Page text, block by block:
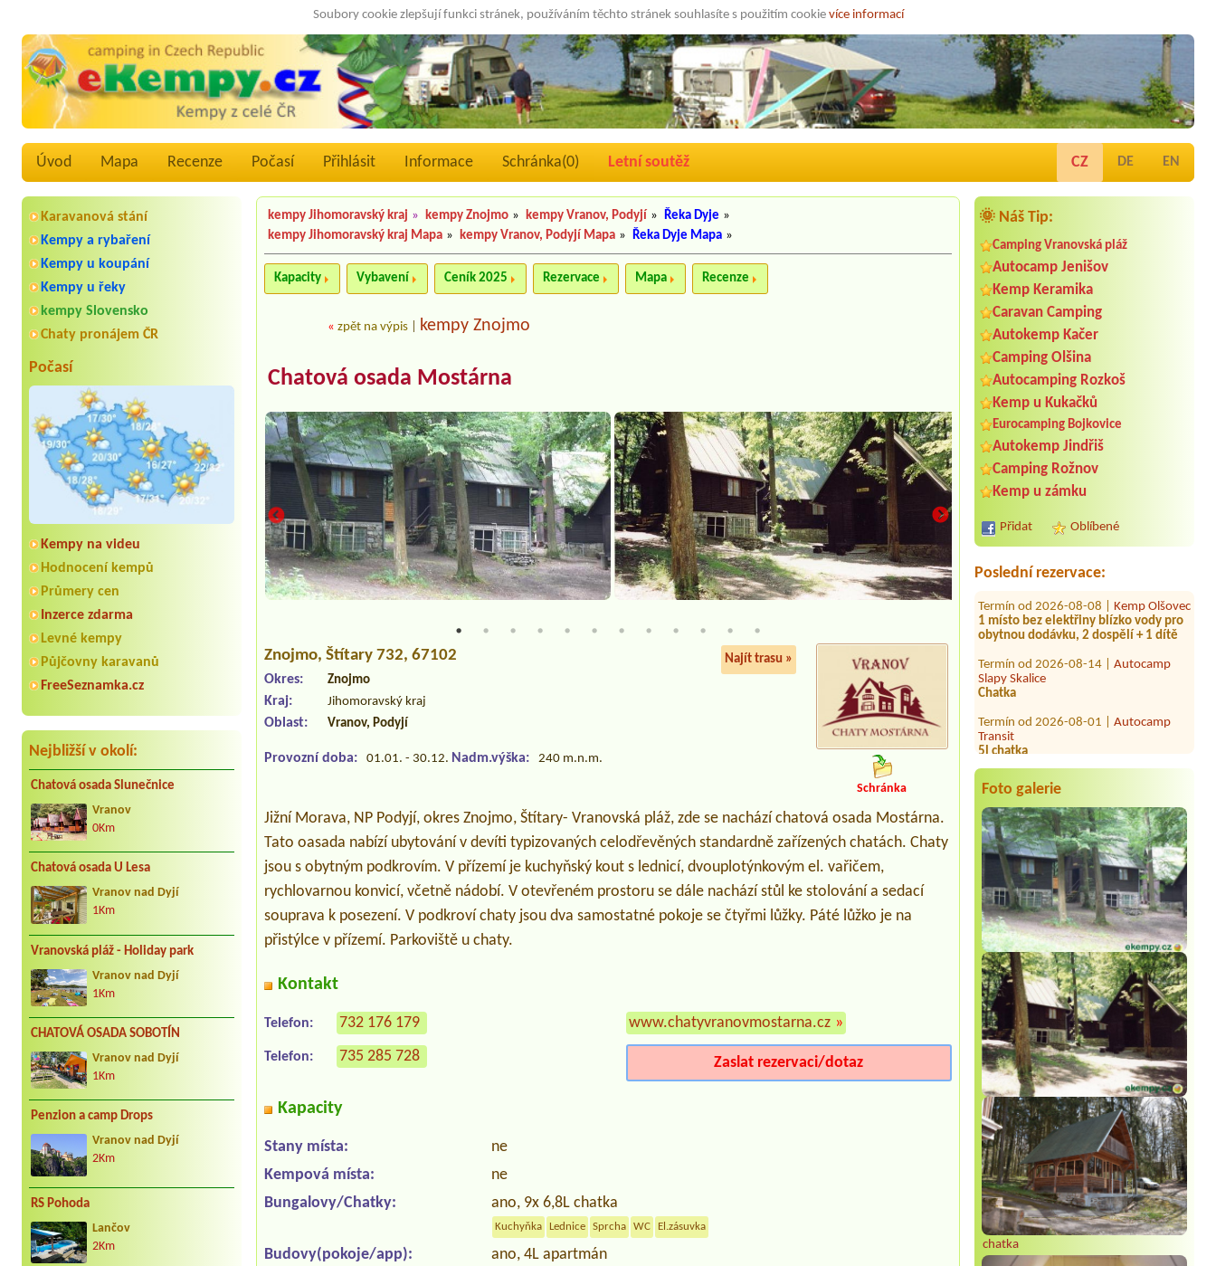
Soubory cookie zlepšují funkci stránek, používáním těchto stránek souhlasíte s použitím cookie více informací
Úvod Mapa Recenze Počasí Přihlásit Informace Schránka(0) Letní soutěž CZ DE EN
Karavanová stání
Kempy a rybaření
Kempy u koupání
Kempy u řeky
kempy Slovensko
Chaty pronájem ČR
Počasí
Kempy na videu
Hodnocení kempů
Průmery cen
Inzerce zdarma
Levné kempy
Půjčovny karavanů
FreeSeznamka.cz
Nejbližší v okolí:
Chatová osada Slunečnice
Vranov
0Km
Chatová osada U Lesa
Vranov nad Dyjí
1Km
Vranovská pláž - Holiday park
Vranov nad Dyjí
1Km
CHATOVÁ OSADA SOBOTÍN
Vranov nad Dyjí
1Km
Penzion a camp Drops
Vranov nad Dyjí
2Km
RS Pohoda
Lančov
2Km
🌞 Náš Tip:
Camping Vranovská pláž
Autocamp Jenišov
Kemp Keramika
Caravan Camping
Autokemp Kačer
Camping Olšina
Autocamping Rozkoš
Kemp u Kukačků
Eurocamping Bojkovice
Autokemp Jindřiš
Camping Rožnov
Kemp u zámku
Přidat Oblíbené
Poslední rezervace:
Termín od 2026-08-07 |
1 Stellplatz Wohnmobil und 2
Termín od 2026-07-30 |
1 místo bez elektřiny blízko vody pro
obytnou dodávku, 2 dospělí + 1 dítě
Termín od 2026-08-14 |Autocamp
Chatka
Termín od 2026-08-01 |
5l chatka
Termín od 2026-07-29 |
Kynšperk
1 Tent space, for 2 people
Termín od 2026-08-03 |Camping
Božanov
1x Stellplatz VW-Bus, ohne Strom, 2
Personen
Termín od 2026-08-08 |
Kemp
Domaslavice
domek dla dwóch osób i jeden piesek
Termín od 2026-08-13 |Rekreační
Středisko Skleníky
1xtend place1xplace for car ,2
persons
Termín od 2026-07-28 |
Autokemp
Bučnice
1 pro 3 osoby
Foto galerie
chatka
kempy Jihomoravský kraj » kempy Znojmo » kempy Vranov, Podyjí » Řeka Dyje »
kempy Jihomoravský kraj Mapa » kempy Vranov, Podyjí Mapa » Řeka Dyje Mapa »
Kapacity Vybavení Ceník 2025 Rezervace Mapa Recenze
«zpět na výpis kempy Znojmo
Chatová osada Mostárna
chatka
Znojmo, Štítary 732, 67102 Najít trasu »
Okres: Znojmo
Kraj: Jihomoravský kraj
Oblast: Vranov, Podyjí
Provozní doba: 01.01. - 30.12. Nadm.výška: 240 m.n.m.
Schránka
Jižní Morava, NP Podyjí, okres Znojmo, Štítary- Vranovská pláž, zde se nachází chatová osada Mostárna.
Tato oasada nabízí ubytování v devíti typizovaných celodřevěných standardně zařízených chatách. Chaty
jsou s obytným podkrovím. V přízemí je kuchyňský kout s lednicí, dvouplotýnkovým el. vařičem,
rychlovarnou konvicí, včetně nádobí. V otevřeném prostoru se dále nachází stůl ke stolování a sedací
souprava k posezení. V podkroví chaty jsou dva samostatné pokoje se čtyřmi lůžky. Páté lůžko je na
přistýlce v přízemí. Parkoviště u chaty.
Kontakt
Telefon: 732 176 179
Telefon: 735 285 728
www.chatyvranovmostarna.cz »
Zaslat rezervaci/dotaz
Kapacity
Stany místa:
ne
Kempová místa:
ne
Bungalovy/Chatky:
ano, 9x 6,8L chatka
Kuchyňka Lednice Sprcha WC El.zásuvka
Budovy(pokoje/app): ano, 4L apartmán